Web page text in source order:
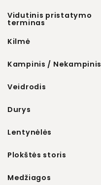
Vidutinis pristatymo
terminas
Kilmė
Kampinis / Nekampinis
Veidrodis
Durys
Lentynėlės
Plokštės storis
Medžiagos